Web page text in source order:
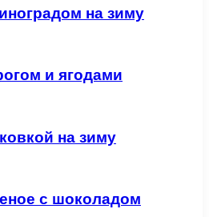
на зиму
и ягодами
на зиму
с шоколадом